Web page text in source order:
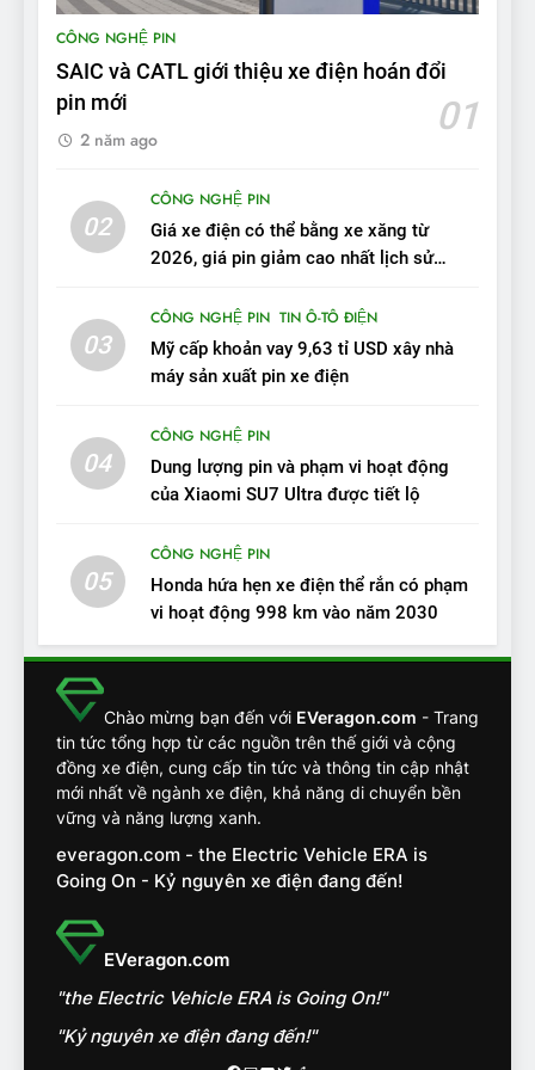
BYD Seal 06 DM-i PHEV có
chất lượng tương xứng
ĐÁNH GIÁ XE
10
VinFast VF 7 tấm tắc: “Hơn
hẳn xe xăng”
ĐÁNH GIÁ XE
Người dùng nhận xét về
VinFast VF7: Độ hoàn thiện
đồng
12
VinFast VF7 – Mẫu xe cá
ĐÁNH GIÁ XE
Chuyên gia tiết lộ bài test
đối về an toàn trên VinFast
VF8
ĐÁNH GIÁ XE
14
VinFast VF7 đang bỏ xa
như thế nào?
ĐÁNH GIÁ XE
15
‘cảnh vệ’ ADAS, ‘trợ lý’ ViVi
trên ngàn dặm đường
CÔNG NGHỆ AI, TỰ LÁI, ADAS,
ROBOTAXI
ĐÁNH GIÁ XE
CÔNG NGHỆ PIN
SAIC và CATL giới thiệu xe điện hoán đổi
pin mới
01
2 năm ago
02
CÔNG NGHỆ PIN
Giá xe điện có thể bằng xe xăng từ
2026, giá pin giảm cao nhất lịch sử
03
CÔNG NGHỆ PIN TIN Ô-TÔ ĐIỆN
Mỹ cấp khoản vay 9,63 tỉ USD xây nhà
máy sản xuất pin xe điện
04
CÔNG NGHỆ PIN
Dung lượng pin và phạm vi hoạt động
của Xiaomi SU7 Ultra được tiết lộ
05
CÔNG NGHỆ PIN
Honda hứa hẹn xe điện thể rắn có phạm
vi hoạt động 998 km vào năm 2030
Chào mừng bạn đến với EVeragon.com - Trang
tin tức tổng hợp từ các nguồn trên thế giới và cộng
đồng xe điện, cung cấp tin tức và thông tin cập nhật
mới nhất về ngành xe điện, khả năng di chuyển bền
vững và năng lượng xanh.
everagon.com - the Electric Vehicle ERA is
Going On - Kỷ nguyên xe điện đang đến!
EVeragon.com
"the Electric Vehicle ERA is Going On!"
"Kỷ nguyên xe điện đang đến!"